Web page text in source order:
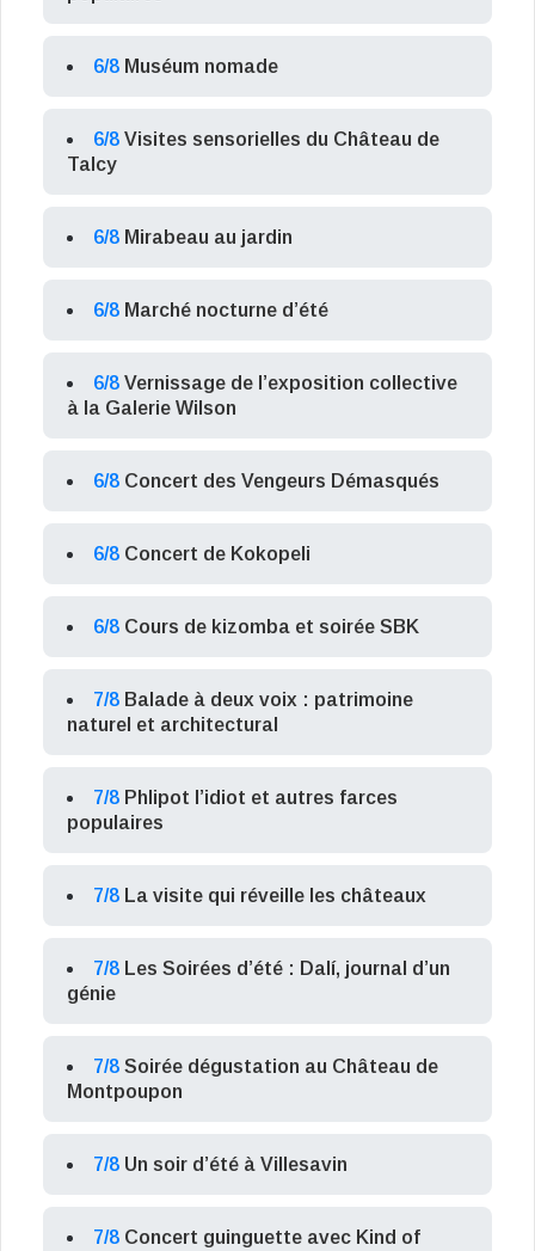
6/8 Muséum nomade
6/8 Visites sensorielles du Château de
Talcy
6/8 Mirabeau au jardin
6/8 Marché nocturne d’été
6/8 Vernissage de l’exposition collective
à la Galerie Wilson
6/8 Concert des Vengeurs Démasqués
6/8 Concert de Kokopeli
6/8 Cours de kizomba et soirée SBK
7/8 Balade à deux voix : patrimoine
naturel et architectural
7/8 Phlipot l’idiot et autres farces
populaires
7/8 La visite qui réveille les châteaux
7/8 Les Soirées d’été : Dalí, journal d’un
génie
7/8 Soirée dégustation au Château de
Montpoupon
7/8 Un soir d’été à Villesavin
7/8 Concert guinguette avec Kind of